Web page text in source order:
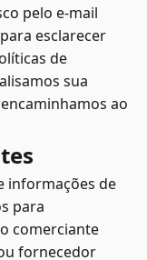
pelo e-mail
esclarecer
de
sua
ao
informações de
para
comerciante
fornecedor